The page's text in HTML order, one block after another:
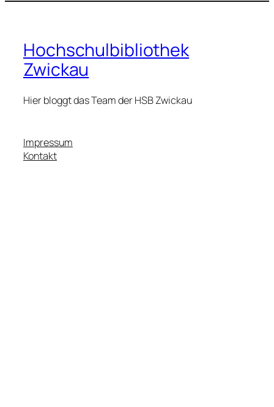
Hochschulbibliothek
Zwickau
Hier bloggt das Team der HSB Zwickau
Impressum
Kontakt